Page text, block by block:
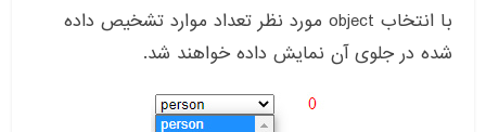
با انتخاب object مورد نظر تعداد موارد تشخیص داده
شده در جلوی آن نمایش داده خواهند شد.